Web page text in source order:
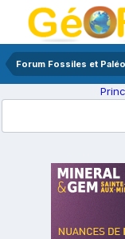
Forum Fossiles et